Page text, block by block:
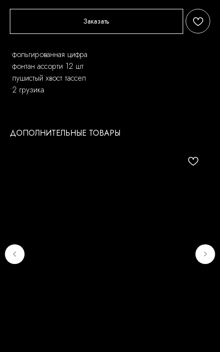
Заказать
•фольгированная цифра
•фонтан ассорти 12 шт
•пушистый хвост тассел
•2 грузика
ДОПОЛНИТЕЛЬНЫЕ ТОВАРЫ